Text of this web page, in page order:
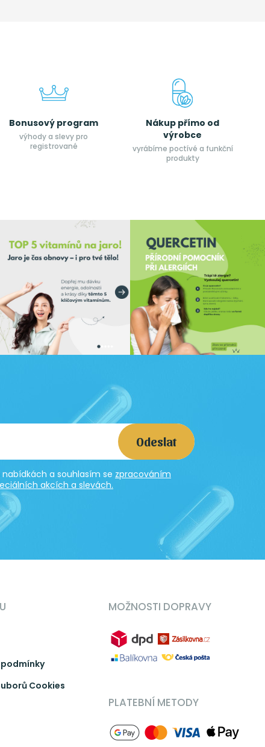
Bonusový program
výhody a slevy pro
registrované
Nákup přímo od
výrobce
vyrábíme poctívé a funkční
produkty
Odeslat
a souhlasím se zpracováním
akcích a slevách.
Cookies
MOŽNOSTI DOPRAVY
PLATEBNÍ METODY